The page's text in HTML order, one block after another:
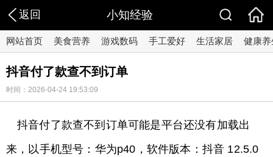
返回 小知经验
网站首页 美食营养 游戏数码 手工爱好 生活家居 健康养
抖音付了款查不到订单
时间：2026-04-24 19:53:09
抖音付了款查不到订单可能是平台还没有加载出
来，以手机型号：华为p40，软件版本：抖音 12.5.0